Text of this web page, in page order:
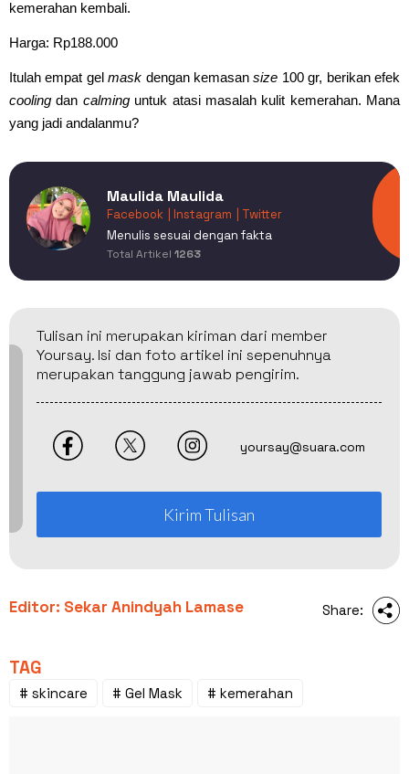
kemerahan kembali.
Harga: Rp188.000
Itulah empat gelmask dengan kemasansize 100 gr, berikan efek
cooling dan calminguntuk atasi masalah kulit kemerahan. Mana
yang jadi andalanmu?
Maulida Maulida
Facebook | Instagram
| Twitter
Menulis sesuai dengan fakta
Total Artikel 1263
Tulisan ini merupakan kiriman dari member
Yoursay. Isi dan foto artikel ini sepenuhnya
merupakan tanggung jawab pengirim.
yoursay@suara.com
Kirim Tulisan
Editor: Sekar Anindyah Lamase Share:
TAG
# skincare # Gel Mask # kemerahan